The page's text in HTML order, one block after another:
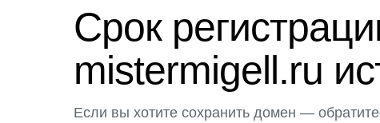
Срок
mistermigell.ru
Если вы хотите сохранить домен —